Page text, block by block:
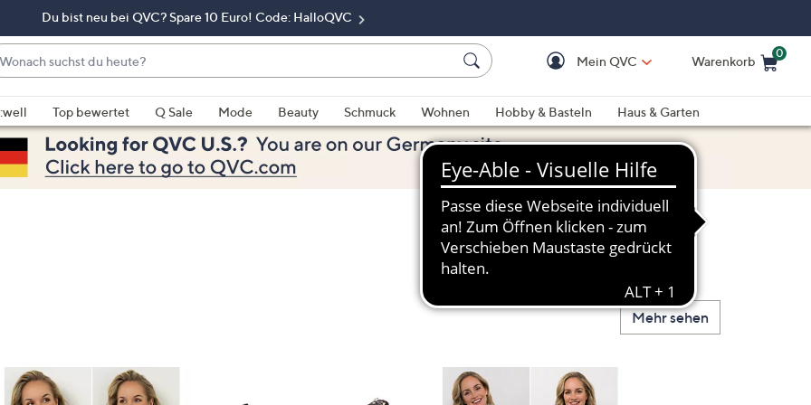
Du bist neu bei QVC? Spare 10 Euro! Code: HalloQVC
Mein QVC Warenkorb
0
Top bewertet Q Sale Mode Beauty Schmuck Wohnen Hobby & Basteln
Haus & Garten
Mehr sehen